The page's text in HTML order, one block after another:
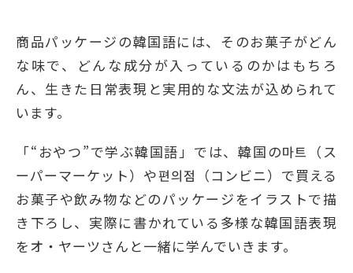
商品パッケージの韓国語には、そのお菓⼦がどん
な味で、どんな成分が⼊っているのかはもちろ
ん、⽣きた⽇常表現と実⽤的な⽂法が込められて
います。
「“おやつ”で学ぶ韓国語」では、韓国の마트（ス
ーパーマーケット）や편의점（コンビニ）で買える
お菓⼦や飲み物などのパッケージをイラストで描
き下ろし、実際に書かれている多様な韓国語表現
をオ・ヤーツさんと一緒に学んでいきます。